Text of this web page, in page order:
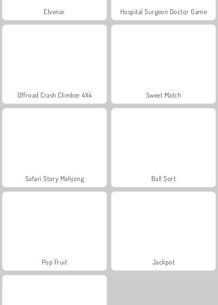
Elvenar Hospital Surgeon Doctor Game
Offroad Crash Climber 4X4 Sweet Match
Safari Story Mahjong Ball Sort
Pop Fruit Jackpot